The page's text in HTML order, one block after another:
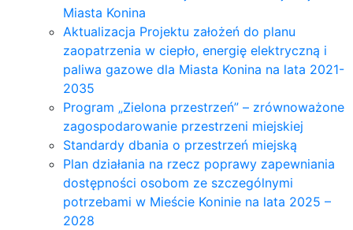
Miasta Konina
Aktualizacja Projektu założeń do planu
zaopatrzenia w ciepło, energię elektryczną i
paliwa gazowe dla Miasta Konina na lata 2021-
2035
Program „Zielona przestrzeń” – zrównoważone
zagospodarowanie przestrzeni miejskiej
Standardy dbania o przestrzeń miejską
Plan działania na rzecz poprawy zapewniania
dostępności osobom ze szczególnymi
potrzebami w Mieście Koninie na lata 2025 –
2028